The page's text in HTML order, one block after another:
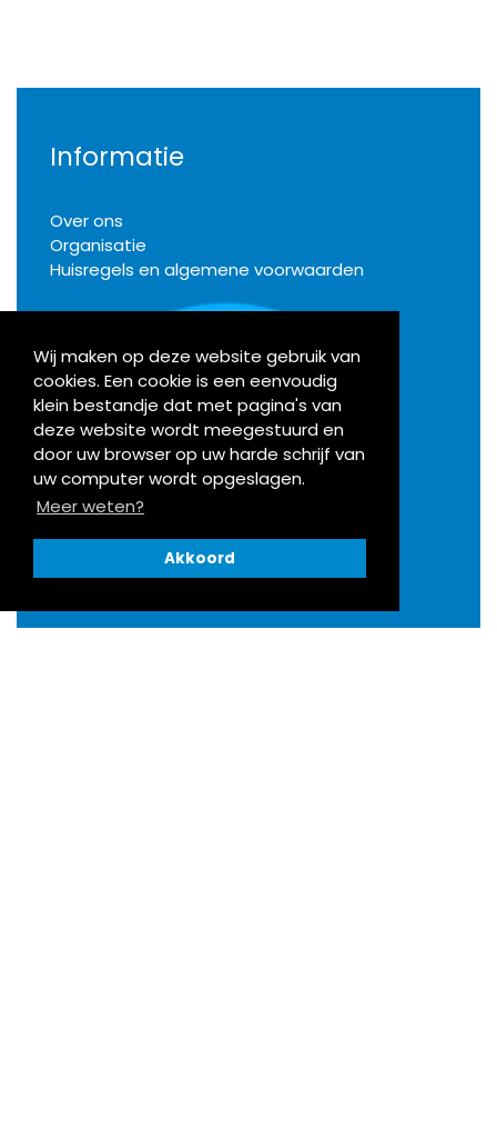
Wij maken op deze website gebruik van
cookies. Een cookie is een eenvoudig
klein bestandje dat met pagina's van
deze website wordt meegestuurd en
door uw browser op uw harde schrijf van
uw computer wordt opgeslagen.
Meer weten?
Akkoord
Informatie
Over ons
Organisatie
Huisregels en algemene voorwaarden
Klachten
Activiteiten